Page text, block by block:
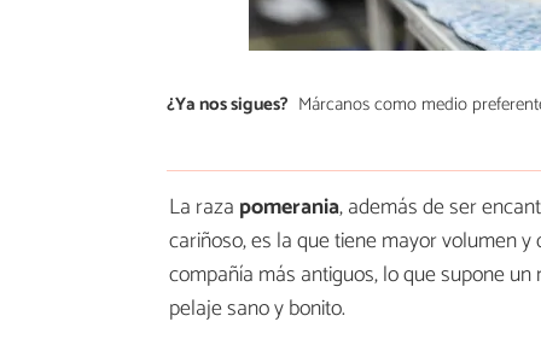
¿Ya nos sigues? Márcanos como medio
La raza pomerania, además de ser
cariñoso, es la que tiene mayor volumen
compañía más antiguos, lo que supone
pelaje sano y bonito.